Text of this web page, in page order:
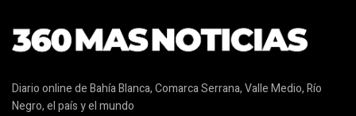
Diario online de Bahía Blanca, Comarca Serrana, Valle Medio, Río
Negro, el país y el mundo